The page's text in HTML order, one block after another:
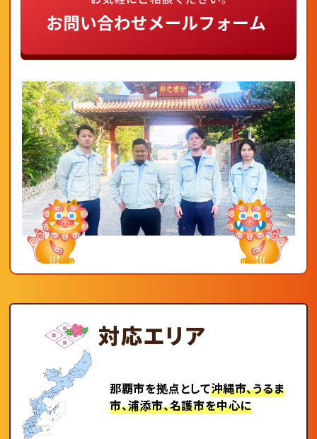
対応エリア
那覇市を拠点として沖縄市、うるま
市、浦添市、名護市を中心に